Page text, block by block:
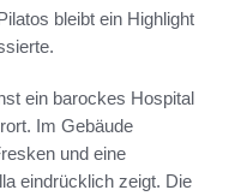
bleibt ein Highlight
ein barockes Hospital
Im Gebäude
und eine
eindrücklich zeigt. Die